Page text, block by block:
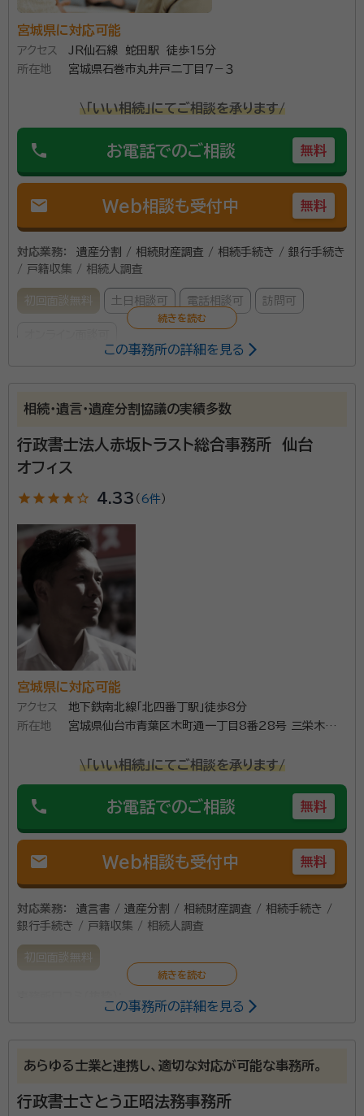
宮城県に対応可能
アクセス
JR仙石線 蛇田駅 徒歩15分
所在地
宮城県石巻市丸井戸二丁目７－３
\「いい相続」にてご相談を承ります/
phone お電話でのご相談 無料
mail Web相談も受付中 無料
対応業務：
遺産分割 / 相続財産調査 / 相続手続き / 銀行手続き
/ 戸籍収集 / 相続人調査
初回面談無料 土日相談可 電話相談可 訪問可
菊地 智志（きくち さとし） 行政書士
相続人調査、遺産分割協議書の作成、相続関係図を中心
に行っています。
所属団体：宮城県行政書士会
この事務所の詳細を見る
相続・遺言・遺産分割協議の実績多数
行政書士法人赤坂トラスト総合事務所 仙台
オフィス
star star star star star_outline 4.33 （ 6件 ）
宮城県に対応可能
アクセス
地下鉄南北線「北四番丁駅」徒歩8分
所在地
宮城県仙台市青葉区木町通一丁目8番28号 三栄木町
\「いい相続」にてご相談を承ります/
phone お電話でのご相談 無料
mail Web相談も受付中 無料
対応業務：
遺言書 / 遺産分割 / 相続財産調査 / 相続手続き /
銀行手続き / 戸籍収集 / 相続人調査
初回面談無料
客様目線で真摯に対応致します。
この事務所の詳細を見る
あらゆる士業と連携し、適切な対応が可能な事務所。
行政書士さとう正昭法務事務所